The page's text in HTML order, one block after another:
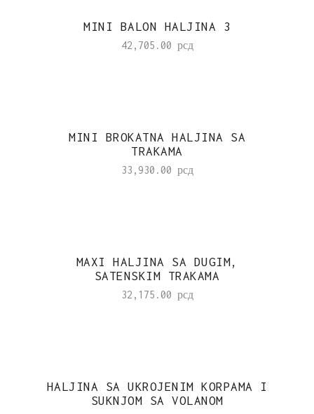
MINI BALON HALJINA 3
42,705.00 рсд
MINI BROKATNA HALJINA SA
TRAKAMA
33,930.00 рсд
MAXI HALJINA SA DUGIM,
SATENSKIM TRAKAMA
32,175.00 рсд
HALJINA SA UKROJENIM KORPAMA I
SUKNJOM SA VOLANOM